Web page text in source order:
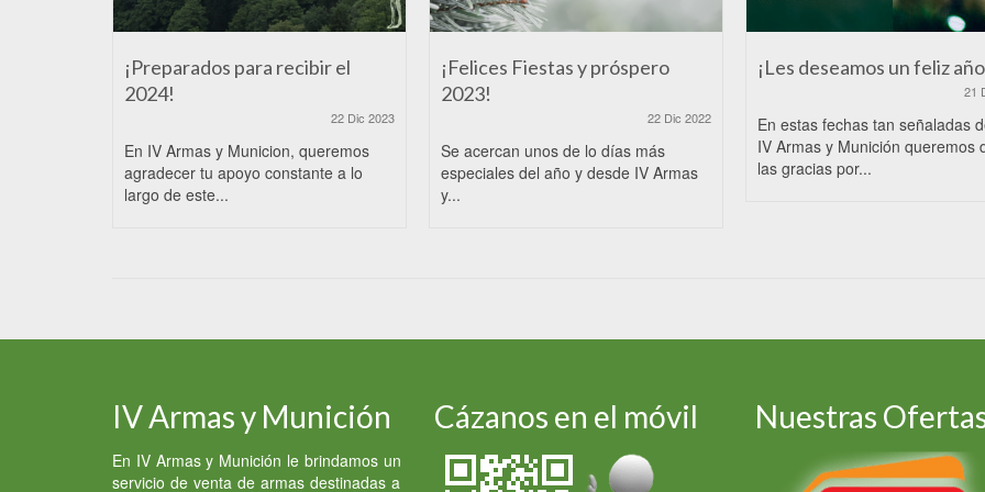
¡Preparados para recibir el
2024!
22 Dic 2023
En IV Armas y Municion, queremos
agradecer tu apoyo constante a lo
largo de este...
¡Felices Fiestas y próspero
2023!
22 Dic 2022
Se acercan unos de lo días más
especiales del año y desde IV Armas
y...
¡Les deseamos un feliz
21
En estas fechas tan señaladas
IV Armas y Munición queremos
las gracias por...
IV Armas y Munición
En IV Armas y Munición le brindamos un
servicio de venta de armas destinadas a
Cázanos en el móvil Nuestras